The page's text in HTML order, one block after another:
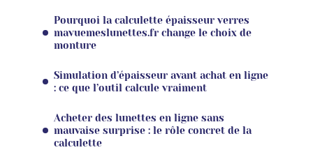
Pourquoi la calculette épaisseur verres
mavuemeslunettes.fr change le choix de
monture
Simulation d’épaisseur avant achat en ligne
: ce que l’outil calcule vraiment
Acheter des lunettes en ligne sans
mauvaise surprise : le rôle concret de la
calculette